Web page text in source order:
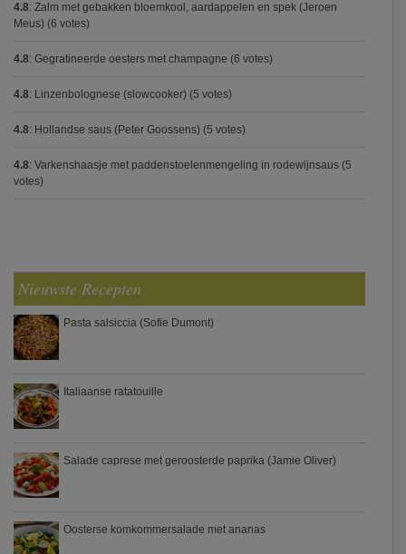
4.8: Zalm met gebakken bloemkool, aardappelen en spek (Jeroen
Meus) (6 votes)
4.8: Gegratineerde oesters met champagne (6 votes)
4.8: Linzenbolognese (slowcooker) (5 votes)
4.8: Hollandse saus (Peter Goossens) (5 votes)
4.8: Varkenshaasje met paddenstoelenmengeling in rodewijnsaus (5
votes)
Nieuwste Recepten
Pasta salsiccia (Sofie Dumont)
Italiaanse ratatouille
Salade caprese met geroosterde paprika (Jamie Oliver)
Oosterse komkommersalade met ananas